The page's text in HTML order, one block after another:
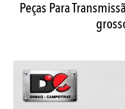
Peças Para